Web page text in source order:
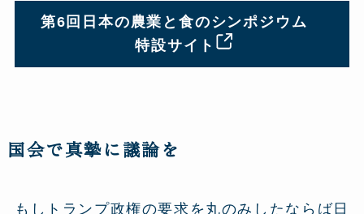
第6回日本の農業と食のシンポジウム
特設サイト
国会で真摯に議論を
もしトランプ政権の要求を丸のみしたならば日